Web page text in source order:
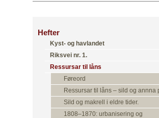
Hefter
Kyst- og havlandet
Riksvei nr. 1.
Ressursar til låns
Føreord
Ressursar til låns – sild og annna
Sild og makrell i eldre tider.
1808–1870: urbanisering og